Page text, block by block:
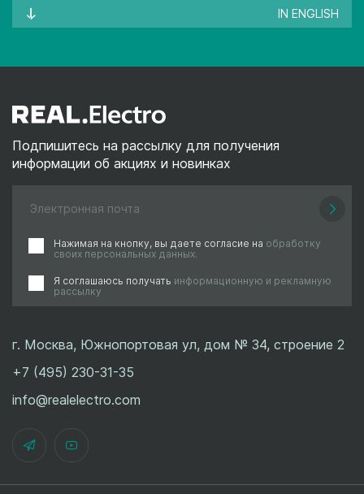
IN ENGLISH
Подпишитесь на рассылку для получения
информации об акциях и новинках
Нажимая на кнопку, вы даете согласие на обработку
своих персональных данных.
Я соглашаюсь получать информационную и рекламную
рассылку
г. Москва, Южнопортовая ул, дом № 34, строение 2
+7 (495) 230-31-35
info@realelectro.com